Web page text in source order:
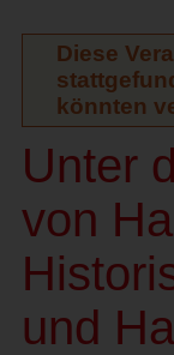
Diese
könnten
Unter
von
und